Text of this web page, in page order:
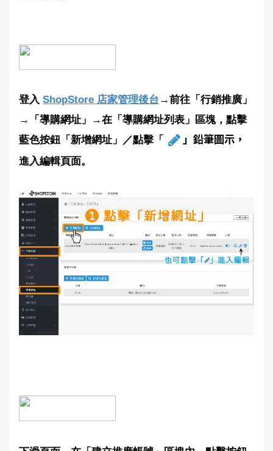
登入 ShopStore 店家管理後台 →前往「行銷推廣」
→「導購網址」→在「導購網址列表」區塊，點擊
藍色按鈕「新增網址」／點擊「 」鉛筆圖示，
進入編輯頁面。